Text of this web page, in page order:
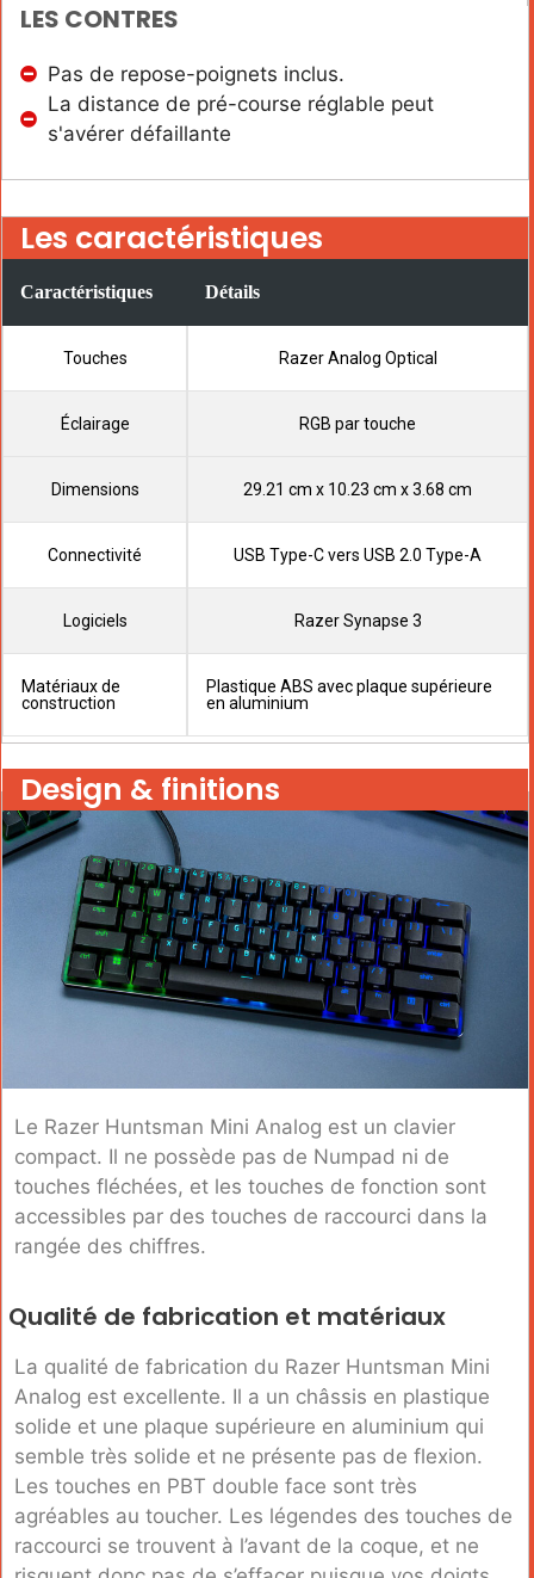
LES CONTRES
Pas de repose-poignets inclus.
La distance de pré-course réglable peut
s'avérer défaillante
Les caractéristiques
Caractéristiques Détails
Touches Razer Analog Optical
Éclairage RGB par touche
Dimensions 29.21 cm x 10.23 cm x 3.68 cm
Connectivité USB Type-C vers USB 2.0 Type-A
Logiciels Razer Synapse 3
Matériaux de
construction
Plastique ABS avec plaque supérieure
en aluminium
Design & finitions
Le Razer Huntsman Mini Analog est un clavier
compact. Il ne possède pas de Numpad ni de
touches fléchées, et les touches de fonction sont
accessibles par des touches de raccourci dans la
rangée des chiffres.
Qualité de fabrication et matériaux
La qualité de fabrication du Razer Huntsman Mini
Analog est excellente. Il a un châssis en plastique
solide et une plaque supérieure en aluminium qui
semble très solide et ne présente pas de flexion.
Les touches en PBT double face sont très
agréables au toucher. Les légendes des touches de
raccourci se trouvent à l’avant de la coque, et ne